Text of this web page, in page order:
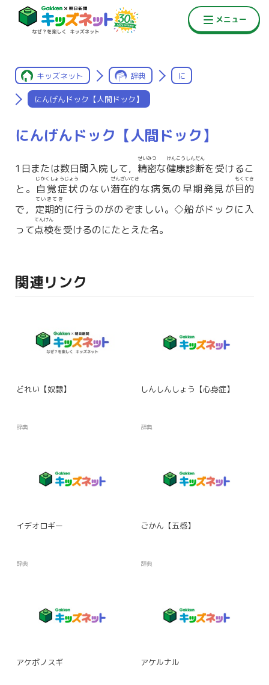
キッズネット 辞典 に
にんげんドック【人間ドック】
にんげんドック【人間ドック】
1日または数日間入院して， 精密
せいみつ
な健康診断
けんこうしんだん
を受けるこ
と。 自覚症状
じかくしょうじょう
のない潜在的
せんざいてき
な病気の早期発見が目的
もくてき
で， 定期的
ていきてき
に行うのがのぞましい。◇船がドックに入
って点検
てんけん
を受けるのにたとえた名。
関連リンク
どれい【奴隷】
辞典
しんしんしょう【心身症】
辞典
イデオロギー
辞典
ごかん【五感】
辞典
アケボノスギ アケルナル